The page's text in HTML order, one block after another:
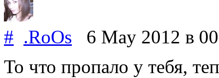
# .RoOs 6 May 2012 в
То что пропало у тебя,